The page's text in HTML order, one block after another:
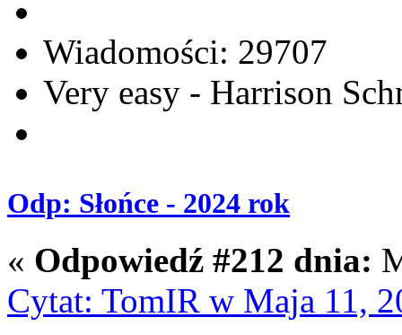
Wiadomości: 29707
Very easy - Harrison
Odp: Słońce - 2024 rok
« Odpowiedź #212 dnia:
Cytat: TomIR w Maja 11,